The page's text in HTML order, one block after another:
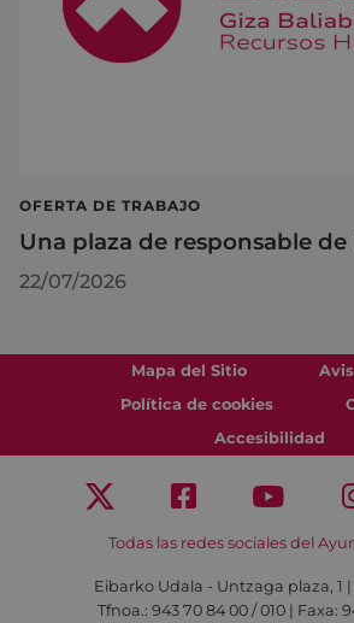
OFERTA DE TRABAJO
Una plaza de responsable
22/07/2026
Mapa del Sitio
Política de cookies
Accesibilidad
Todas las redes sociales del
Eibarko Udala - Untzaga plaza, 1
Tfnoa.: 943 70 84 00 / 010 | Faxa: